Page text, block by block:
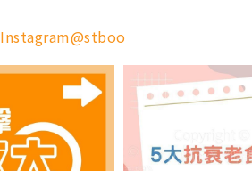
Instagram@stboo